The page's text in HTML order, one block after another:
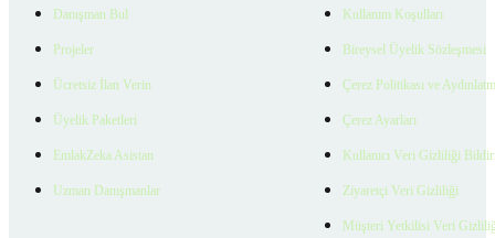
Danışman Bul
Projeler
Ücretsiz İlan Verin
Üyelik Paketleri
EmlakZeka Asistan
Uzman Danışmanlar
Kullanım Koşulları
Bireysel Üyelik Sözleşmesi
Çerez Politikası ve
Çerez Ayarları
Kullanıcı Veri Gizliliği
Ziyaretçi Veri Gizliliği
Müşteri Yetkilisi Veri